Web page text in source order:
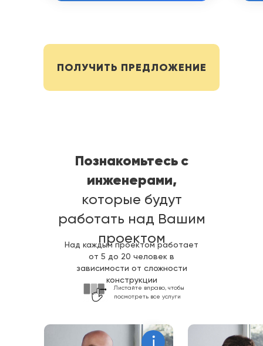
ПОЛУЧИТЬ ПРЕДЛОЖЕНИЕ
Познакомьтесь с
инженерами,
которые будут
работать над Вашим
проектом
Над каждым проектом работает
от 5 до 20 человек в
зависимости от сложности
конструкции
Листайте вправо, чтобы
посмотреть все услуги